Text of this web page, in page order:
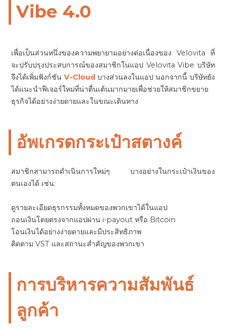
Vibe 4.0
เพื่อเป็นส่วนหนึ่งของความพยายามอย่างต่อเนื่องของ Velovita ที่
จะปรับปรุงประสบการณ์ของสมาชิกในแอป Velovita Vibe บริษัท
จึงได้เพิ่มฟังก์ชัน V-Cloudบางส่วนลงในแอป นอกจากนี้ บริษัทยัง
ได้แนะนำฟีเจอร์ใหม่ที่น่าตื่นเต้นมากมายเพื่อช่วยให้สมาชิกขยาย
ธุรกิจได้อย่างง่ายดายและในขณะเดินทาง
อัพเกรดกระเป๋าสตางค์
สมาชิกสามารถดำเนินการใหม่ๆ บางอย่างในกระเป๋าเงินของ
ตนเองได้ เช่น:
ดูรายละเอียดธุรกรรมทั้งหมดของพวกเขาได้ในแอป
ถอนเงินโดยตรงจากแอปผ่าน i-payout หรือ Bitcoin
โอนเงินได้อย่างง่ายดายและมีประสิทธิภาพ
ติดตาม VST และสถานะสำคัญของพวกเขา
การบริหารความสัมพันธ์
ลูกค้า